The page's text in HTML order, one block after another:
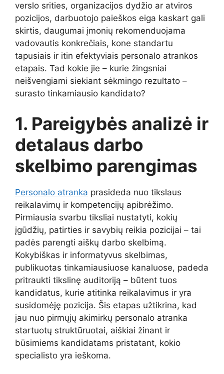
verslo srities, organizacijos dydžio ar atviros
pozicijos, darbuotojo paieškos eiga kaskart gali
skirtis, daugumai įmonių rekomenduojama
vadovautis konkrečiais, kone standartu
tapusiais ir itin efektyviais personalo atrankos
etapais. Tad kokie jie – kurie žingsniai
neišvengiami siekiant sėkmingo rezultato –
surasto tinkamiausio kandidato?
1. Pareigybės analizė ir
detalaus darbo
skelbimo parengimas
Personalo atranka prasideda nuo tikslaus
reikalavimų ir kompetencijų apibrėžimo.
Pirmiausia svarbu tiksliai nustatyti, kokių
įgūdžių, patirties ir savybių reikia pozicijai – tai
padės parengti aiškų darbo skelbimą.
Kokybiškas ir informatyvus skelbimas,
publikuotas tinkamiausiuose kanaluose, padeda
pritraukti tikslinę auditoriją – būtent tuos
kandidatus, kurie atitinka reikalavimus ir yra
susidomėję pozicija. Šis etapas užtikrina, kad
jau nuo pirmųjų akimirkų personalo atranka
startuotų struktūruotai, aiškiai žinant ir
būsimiems kandidatams pristatant, kokio
specialisto yra ieškoma.